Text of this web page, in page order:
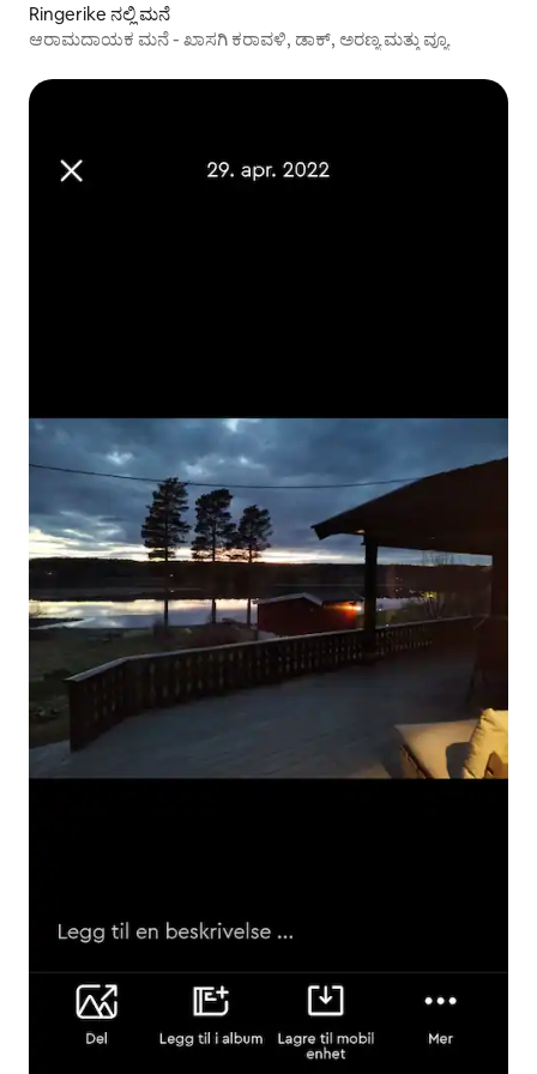
Ringerike ನಲ್ಲಿ ಮನೆ
ಆರಾಮದಾಯಕ ಮನೆ - ಖಾಸಗಿ ಕರಾವಳಿ, ಡಾಕ್, ಅರಣ್ಯ ಮತ್ತು ವ್ಯೂ